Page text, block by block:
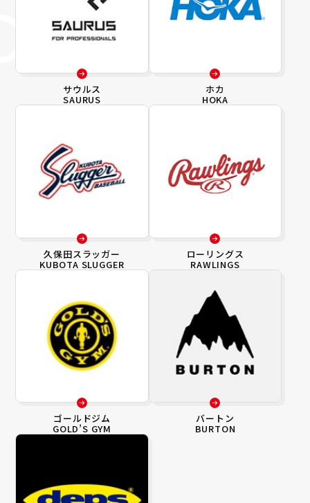
サウルス
SAURUS
ホカ
HOKA
久保田スラッガー
KUBOTA SLUGGER
ローリングス
RAWLINGS
ゴールドジム
GOLD’S GYM
バートン
BURTON